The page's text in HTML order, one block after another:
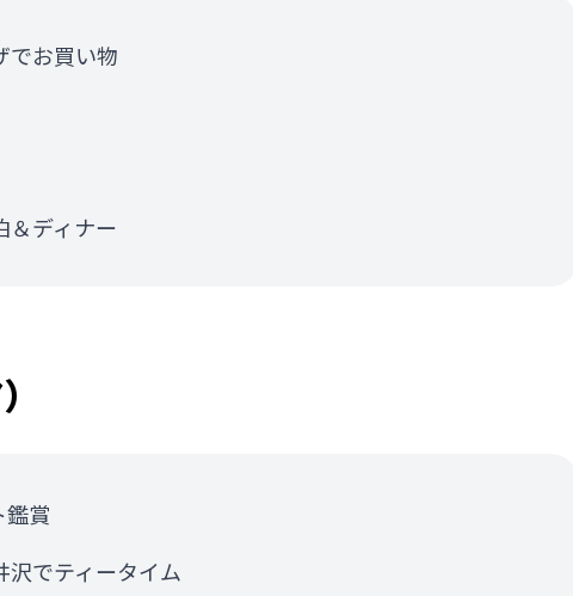
でお買い物
＆ディナー
鑑賞
でティータイム